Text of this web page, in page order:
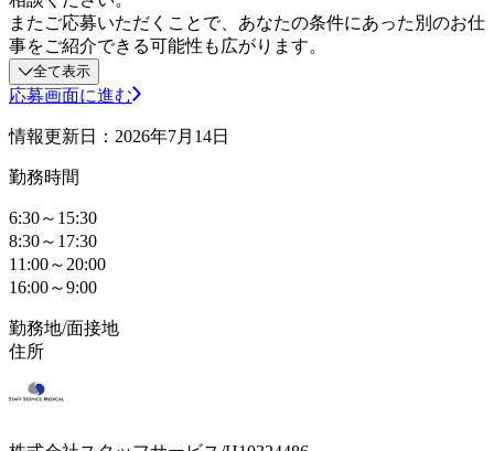
またご応募いただくことで、あなたの条件にあった別のお仕
事をご紹介できる可能性も広がります。
全て表示
応募画面に進む
情報更新日：2026年7月14日
勤務時間
6:30～15:30
8:30～17:30
11:00～20:00
16:00～9:00
勤務地/面接地
住所